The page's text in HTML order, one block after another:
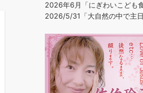
2026年6月「にぎわいこども
2026/5/31「大自然の中で主